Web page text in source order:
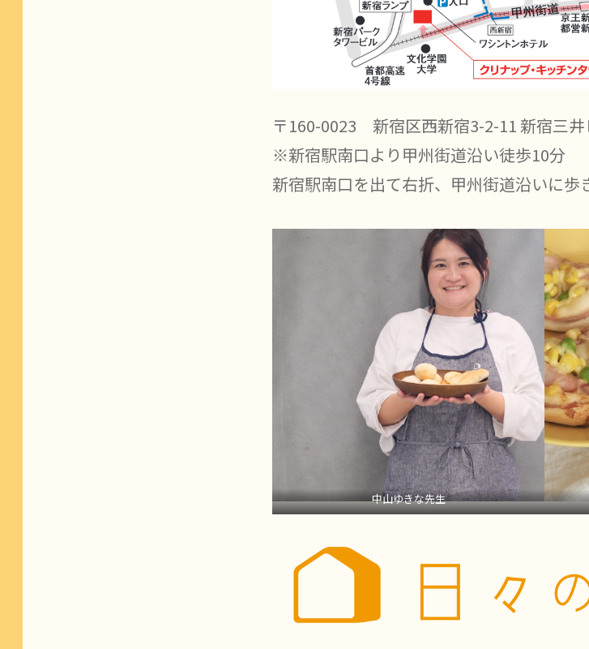
〒160-0023 新宿区西新宿3-2-11 新宿三井
※新宿駅南口より甲州街道沿い徒歩10分
新宿駅南口を出て右折、甲州街道沿いに歩
中山ゆきな先生